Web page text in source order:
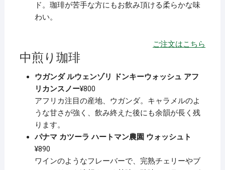
ド。珈琲が苦手な方にもお飲み頂ける柔らかな味
わい。
ご注文はこちら
中煎り珈琲
ウガンダ ルウェンゾリ ドンキーウォッシュ アフ
リカンスノー¥800
アフリカ注目の産地、ウガンダ。キャラメルのよ
うな甘さが強く、飲み終えた後にも余韻が長く残
ります。
パナマ カツーラ ハートマン農園 ウォッシュト
¥890
ワインのようなフレーバーで、完熟チェリーやブ